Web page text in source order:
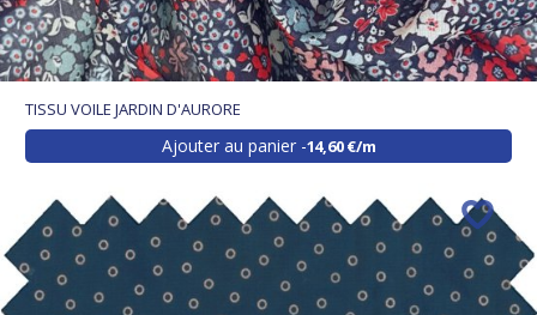
TISSU VOILE JARDIN D'AURORE
Ajouter au panier 14,60 €/m